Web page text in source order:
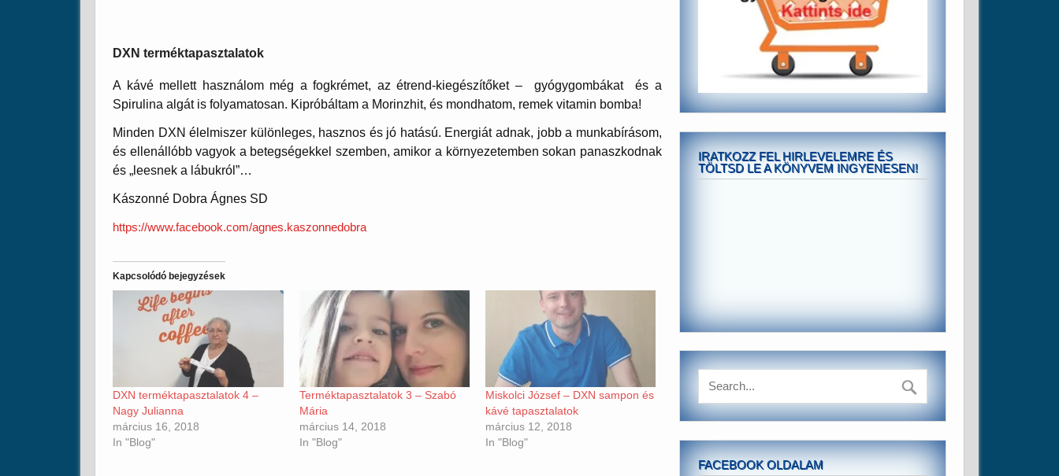
DXN terméktapasztalatok
A kávé mellett használom még a fogkrémet, az étrend-kiegészítőket – gyógygombákat és a
Spirulina algát is folyamatosan. Kipróbáltam a Morinzhit, és mondhatom, remek vitamin bomba!
Minden DXN élelmiszer különleges, hasznos és jó hatású. Energiát adnak, jobb a munkabírásom,
és ellenállóbb vagyok a betegségekkel szemben, amikor a környezetemben sokan panaszkodnak
és „leesnek a lábukról”…
Kászonné Dobra Ágnes SD
https://www.facebook.com/agnes.kaszonnedobra
Kapcsolódó bejegyzések
DXN terméktapasztalatok 4 –
Nagy Julianna
március 16, 2018
In "Blog"
Terméktapasztalatok 3 – Szabó
Mária
március 14, 2018
In "Blog"
Miskolci József – DXN sampon és
kávé tapasztalatok
március 12, 2018
In "Blog"
IRATKOZZ FEL HIRLEVELEMRE ÉS
TÖLTSD LE A KÖNYVEM INGYENESEN!
FACEBOOK OLDALAM